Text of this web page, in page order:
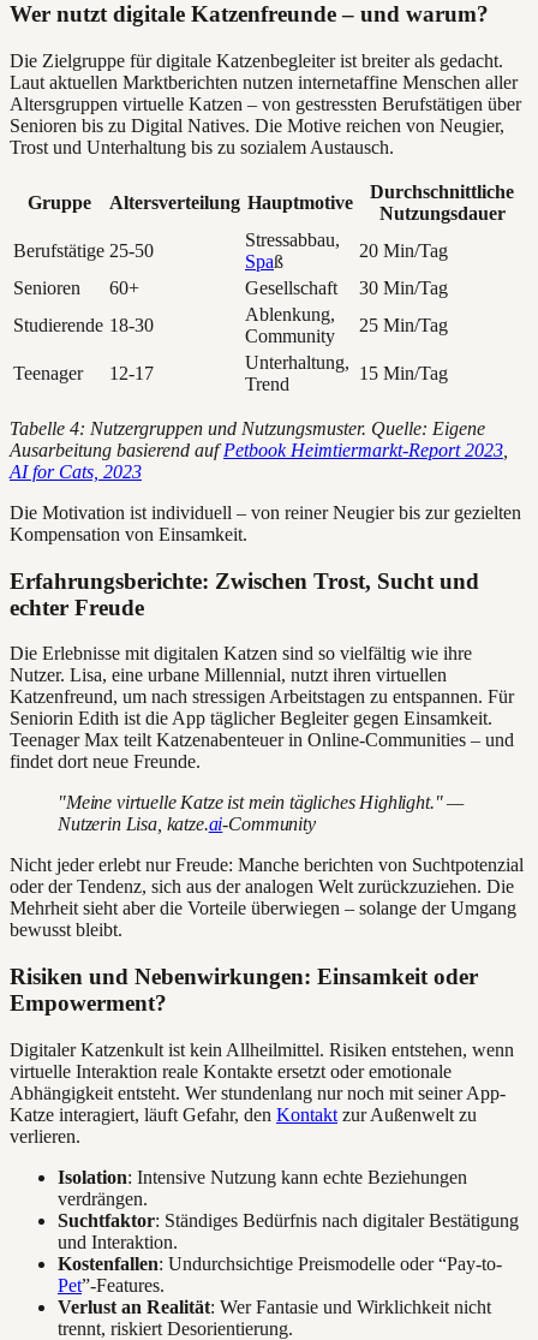
Wer nutzt digitale Katzenfreunde – und warum?
Die Zielgruppe für digitale Katzenbegleiter ist breiter als gedacht.
Laut aktuellen Marktberichten nutzen internetaffine Menschen aller
Altersgruppen virtuelle Katzen – von gestressten Berufstätigen über
Senioren bis zu Digital Natives. Die Motive reichen von Neugier,
Trost und Unterhaltung bis zu sozialem Austausch.
Gruppe Altersverteilung Hauptmotive
Durchschnittliche
Nutzungsdauer
Berufstätige 25-50
Stressabbau,
Spaß
20 Min/Tag
Senioren
60+ Gesellschaft
30 Min/Tag
Studierende 18-30
Ablenkung,
Community
25 Min/Tag
Teenager 12-17
Unterhaltung,
Trend
15 Min/Tag
Tabelle 4: Nutzergruppen und Nutzungsmuster. Quelle: Eigene
Ausarbeitung basierend aufPetbook Heimtiermarkt-Report 2023
AI for Cats, 2023
Die Motivation ist individuell – von reiner Neugier bis zur gezielten
Kompensation von Einsamkeit.
Erfahrungsberichte: Zwischen Trost, Sucht und
echter Freude
Die Erlebnisse mit digitalen Katzen sind so vielfältig wie ihre
Nutzer. Lisa, eine urbane Millennial, nutzt ihren virtuellen
Katzenfreund, um nach stressigen Arbeitstagen zu entspannen. Für
Seniorin Edith ist die App täglicher Begleiter gegen Einsamkeit.
Teenager Max teilt Katzenabenteuer in Online-Communities – und
findet dort neue Freunde.
"Meine virtuelle Katze ist mein tägliches Highlight." —
Nutzerin Lisa, katze.ai-Community
Nicht jeder erlebt nur Freude: Manche berichten von Suchtpotenzial
oder der Tendenz, sich aus der analogen Welt zurückzuziehen. Die
Mehrheit sieht aber die Vorteile überwiegen – solange der Umgang
bewusst bleibt.
Risiken und Nebenwirkungen: Einsamkeit oder
Empowerment?
Digitaler Katzenkult ist kein Allheilmittel. Risiken entstehen, wenn
virtuelle Interaktion reale Kontakte ersetzt oder emotionale
Abhängigkeit entsteht. Wer stundenlang nur noch mit seiner App-
Katze interagiert, läuft Gefahr, den Kontakt zur Außenwelt zu
verlieren.
Isolation: Intensive Nutzung kann echte Beziehungen
verdrängen.
Suchtfaktor: Ständiges Bedürfnis nach digitaler Bestätigung
und Interaktion.
Kostenfallen: Undurchsichtige Preismodelle oder “Pay-to-
Pet”-Features.
Verlust an Realität: Wer Fantasie und Wirklichkeit nicht
trennt, riskiert Desorientierung.